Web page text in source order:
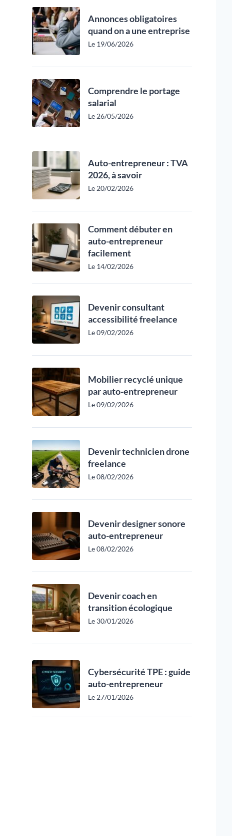
Annonces obligatoires
quand on a une entreprise
Le 19/06/2026
Comprendre le portage
salarial
Le 26/05/2026
Auto-entrepreneur : TVA
2026, à savoir
Le 20/02/2026
Comment débuter en
auto-entrepreneur
facilement
Le 14/02/2026
Devenir consultant
accessibilité freelance
Le 09/02/2026
Mobilier recyclé unique
par auto-entrepreneur
Le 09/02/2026
Devenir technicien drone
freelance
Le 08/02/2026
Devenir designer sonore
auto-entrepreneur
Le 08/02/2026
Devenir coach en
transition écologique
Le 30/01/2026
Cybersécurité TPE : guide
auto-entrepreneur
Le 27/01/2026